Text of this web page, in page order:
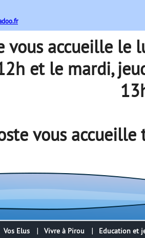
vous accueille le
et le mardi,
vous
Vos Elus
Vivre à Pirou
Education et